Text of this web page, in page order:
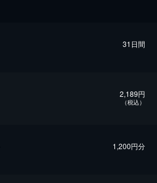
31日間
2,189円
（税込）
1,200円分